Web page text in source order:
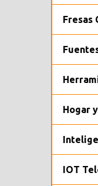
Fresas
Hogar
IOT